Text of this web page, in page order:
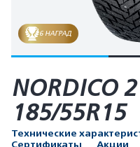
6 НАГРАД
NORDICO
185/55R15
Технические
Сертификаты
Акции